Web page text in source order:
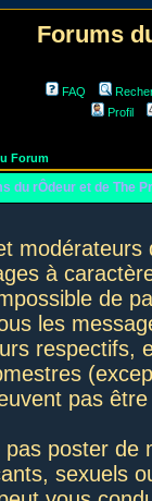
Forums
FAQ
Profil
Forum
du rÔdeur et de The
à
de
les
respectifs,
pas
poster de
sexuels